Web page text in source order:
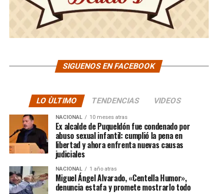
SIGUENOS EN FACEBOOK
LO ÙLTIMO TENDENCIAS VIDEOS
NACIONAL 10 meses atras
Ex alcalde de Puqueldón fue condenado por
abuso sexual infantil: cumplió la pena en
libertad y ahora enfrenta nuevas causas
judiciales
NACIONAL 1 año atras
Miguel Ángel Alvarado, «Centella Humor»,
denuncia estafa y promete mostrarlo todo